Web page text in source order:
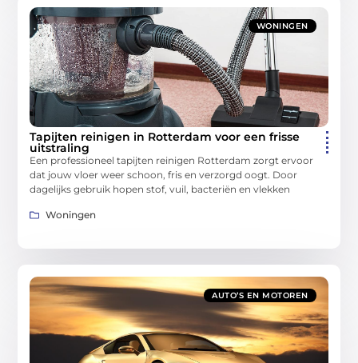
WONINGEN
Tapijten reinigen in Rotterdam voor een frisse
uitstraling
Een professioneel tapijten reinigen Rotterdam zorgt ervoor
dat jouw vloer weer schoon, fris en verzorgd oogt. Door
dagelijks gebruik hopen stof, vuil, bacteriën en vlekken
Woningen
AUTO’S EN MOTOREN